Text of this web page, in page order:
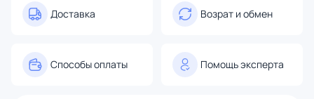
Доставка Возрат и обмен
Способы оплаты Помощь эксперта